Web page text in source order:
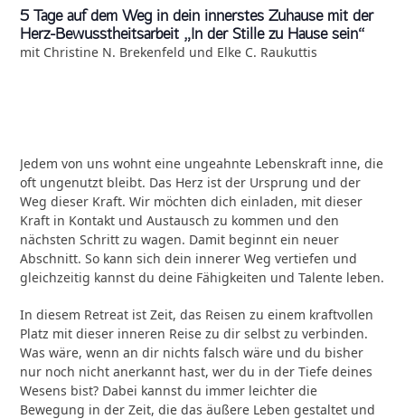
5 Tage auf dem Weg in dein innerstes Zuhause mit der
Herz-Bewusstheitsarbeit „In der Stille zu Hause sein“
mit Christine N. Brekenfeld und Elke C. Raukuttis
Jedem von uns wohnt eine ungeahnte Lebenskraft inne, die
oft ungenutzt bleibt. Das Herz ist der Ursprung und der
Weg dieser Kraft. Wir möchten dich einladen, mit dieser
Kraft in Kontakt und Austausch zu kommen und den
nächsten Schritt zu wagen. Damit beginnt ein neuer
Abschnitt. So kann sich dein innerer Weg vertiefen und
gleichzeitig kannst du deine Fähigkeiten und Talente leben.
In diesem Retreat ist Zeit, das Reisen zu einem kraftvollen
Platz mit dieser inneren Reise zu dir selbst zu verbinden.
Was wäre, wenn an dir nichts falsch wäre und du bisher
nur noch nicht anerkannt hast, wer du in der Tiefe deines
Wesens bist? Dabei kannst du immer leichter die
Bewegung in der Zeit, die das äußere Leben gestaltet und